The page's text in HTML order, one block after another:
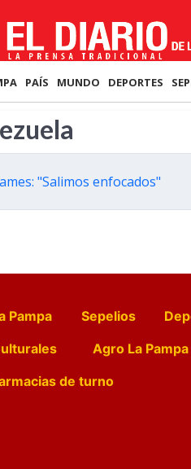
PAÍS MUNDO DEPORTES
"Salimos enfocados"
Pampa Sepelios
Agro La Pampa
de turno